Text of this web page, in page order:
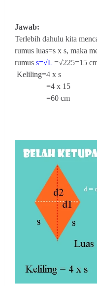
Jawab:
Terlebih dahulu kita
rumus luas=s x s, maka
rumus s=√L =√225=15
Keliling=4 x s
=4 x 15
=60 cm